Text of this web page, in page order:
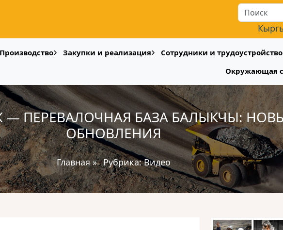
Производство Закупки и реализация Сотрудники и трудоустройство
Окружающая
— ПЕРЕВАЛОЧНАЯ БАЗА БАЛЫКЧЫ:
ОБНОВЛЕНИЯ
Главная» Рубрика:Видео